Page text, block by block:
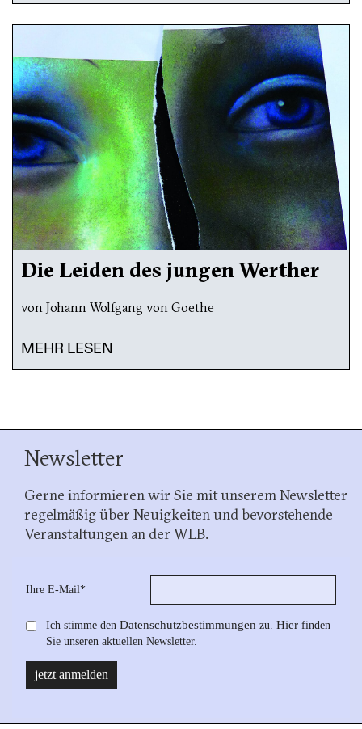
Die Leiden des jungen Werther
von Johann Wolfgang von Goethe
MEHR LESEN
Newsletter
Gerne informieren wir Sie mit unserem Newsletter
regelmäßig über Neuigkeiten und bevorstehende
Veranstaltungen an der WLB.